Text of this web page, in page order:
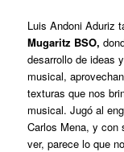
Luis Andoni Aduriz
Mugaritz BSO,
desarrollo de ideas
musical,
texturas que nos
musical. Jugó al
Carlos Mena, y con
ver, parece lo que